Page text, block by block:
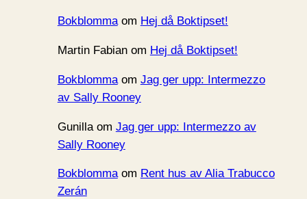
Bokblommaom Hej då Boktipset!
Martin Fabianom Hej då Boktipset!
Bokblommaom Jag ger upp: Intermezzo
av Sally Rooney
Gunillaom Jag ger upp: Intermezzo av
Sally Rooney
Bokblommaom Rent hus av Alia Trabucco
Zerán